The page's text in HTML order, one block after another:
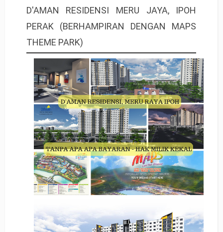
D'AMAN RESIDENSI MERU JAYA, IPOH
PERAK (BERHAMPIRAN DENGAN MAPS
THEME PARK)